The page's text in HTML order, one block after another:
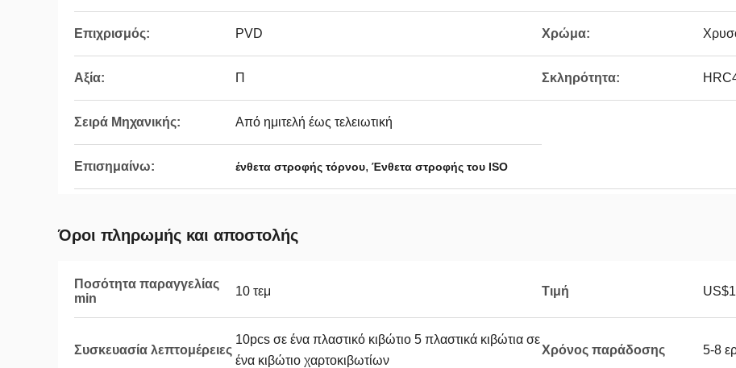
Επιχρισμός: PVD Χρώμα:
Αξία: Π Σκληρότητα:
Σειρά Μηχανικής: Από ημιτελή έως τελειωτική
Επισημαίνω: ένθετα στροφής τόρνου, Ένθετα στροφής του ISO
Όροι πληρωμής και αποστολής
Ποσότητα παραγγελίας
min
10 τεμ Τιμή
Συσκευασία λεπτομέρειες
10pcs σε ένα πλαστικό κιβώτιο 5 πλαστικά κιβώτια σε
ένα κιβώτιο χαρτοκιβωτίων
Χρόνος παράδοσης 5-8